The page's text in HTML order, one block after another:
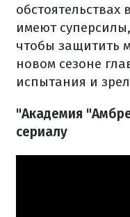
имеют
чтобы защитить
новом сезоне
испытания и
"Академия
сериалу